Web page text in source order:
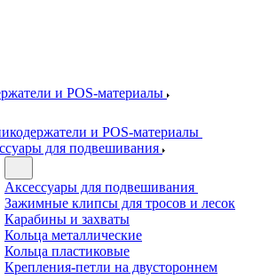
и POS-материалы
и POS-материалы
для подвешивания
Аксессуары для подвешивания
Зажимные клипсы для тросов и лесок
Карабины и захваты
Кольца металлические
Кольца пластиковые
Крепления-петли на двустороннем